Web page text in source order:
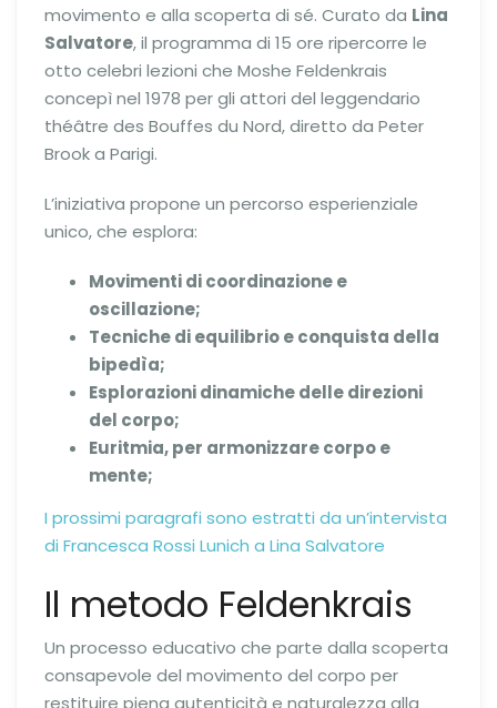
movimento e alla scoperta di sé. Curato da Lina
Salvatore, il programma di 15 ore ripercorre le
otto celebri lezioni che Moshe Feldenkrais
concepì nel 1978 per gli attori del leggendario
théâtre des Bouffes du Nord, diretto da Peter
Brook a Parigi.
L’iniziativa propone un percorso esperienziale
unico, che esplora:
Movimenti di coordinazione e
oscillazione;
Tecniche di equilibrio e conquista della
bipedìa;
Esplorazioni dinamiche delle direzioni
del corpo;
Euritmia, per armonizzare corpo e
mente;
I prossimi paragrafi sono estratti da un’intervista
di Francesca Rossi Lunich a Lina Salvatore
Il metodo Feldenkrais
Un processo educativo che parte dalla scoperta
consapevole del movimento del corpo per